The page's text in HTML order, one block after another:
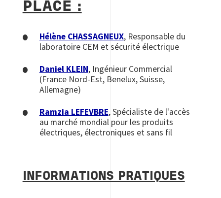
PLACE :
Hélène CHASSAGNEUX, Responsable du
laboratoire CEM et sécurité électrique
Daniel KLEIN, Ingénieur Commercial
(France Nord-Est, Benelux, Suisse,
Allemagne)
Ramzia LEFEVBRE, Spécialiste de l'accès
au marché mondial pour les produits
électriques, électroniques et sans fil
INFORMATIONS PRATIQUES